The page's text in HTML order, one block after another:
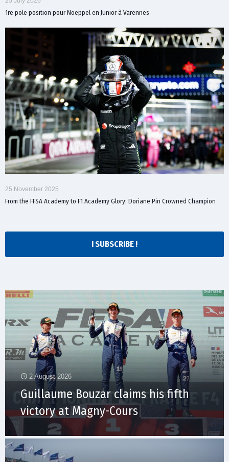
1re pole position pour Noeppel en Junior à Varennes
25 November 2025
From the FFSA Academy to F1 Academy Glory: Doriane Pin Crowned Champion
I SUBSCRIBE !
2 August 2026
Guillaume Bouzar claims his fifth
victory at Magny-Cours